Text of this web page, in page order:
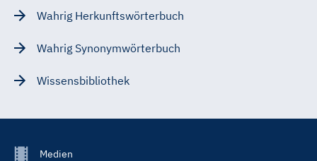
Wahrig Herkunftswörterbuch
Wahrig Synonymwörterbuch
Wissensbibliothek
FooterMedien